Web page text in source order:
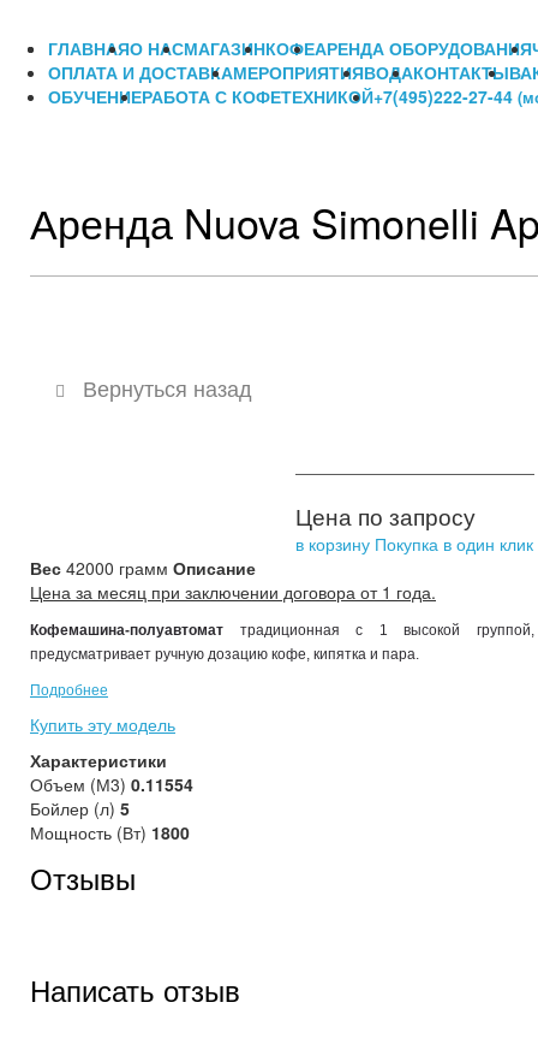
ГЛАВНАЯО НАСМАГАЗИНКОФЕАРЕНДА ОБОРУДОВАНИЯ
ОПЛАТА И ДОСТАВКАМЕРОПРИЯТИЯВОДАКОНТАКТЫ
ОБУЧЕНИЕРАБОТА С КОФЕТЕХНИКОЙ+7(495)222-27-44
Аренда Nuova Simonelli
Вернуться назад
Цена по запросу
в корзину Покупка в один клик
Вес 42000 грамм Описание
Цена за месяц при заключении договора от 1 года.
Кофемашина-полуавтомат традиционная с 1 высокой группой,
предусматривает ручную дозацию кофе, кипятка и пара.
Подробнее
Купить эту модель
Характеристики
Объем (М3) 0.11554
Бойлер (л) 5
Мощность (Вт) 1800
Отзывы
Написать отзыв